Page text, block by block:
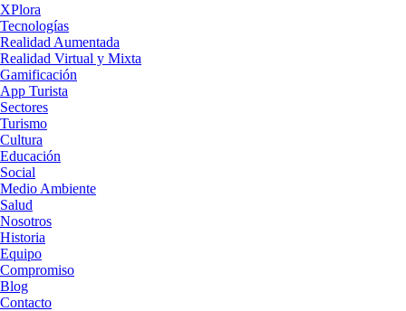
XPlora
Tecnologías
Realidad Aumentada
Realidad Virtual y Mixta
Gamificación
App Turista
Sectores
Turismo
Cultura
Educación
Social
Medio Ambiente
Salud
Nosotros
Historia
Equipo
Compromiso
Blog
Contacto